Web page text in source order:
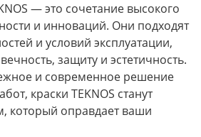
— это сочетание высокого
и инноваций. Они подходят
и условий эксплуатации,
защиту и эстетичность.
и современное решение
краски TEKNOS станут
который оправдает ваши